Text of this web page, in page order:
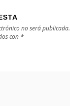
no será publicada.
con *